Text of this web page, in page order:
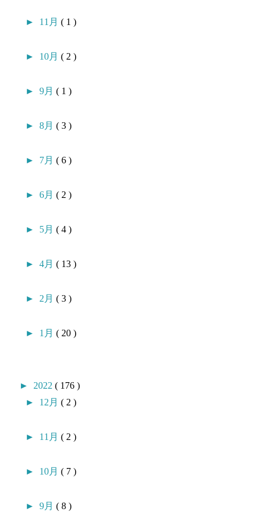
► 11月( 1 )
► 10月( 2 )
►9月( 1 )
►8月( 3 )
► 7月( 6 )
►6月( 2 )
► 5月( 4 )
►4月( 13 )
► 2月( 3 )
► 1月( 20 )
► 2022( 176 )
► 12月( 2 )
► 11月( 2 )
► 10月( 7 )
►9月( 8 )